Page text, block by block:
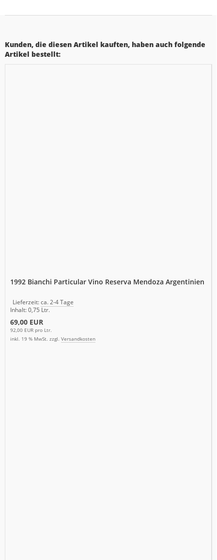
Kunden, die diesen Artikel kauften, haben auch folgende
Artikel bestellt:
1992 Bianchi Particular Vino Reserva Mendoza Argentinien
Lieferzeit:ca. 2-4 Tage
Inhalt: 0,75 Ltr.
69,00 EUR
92,00 EUR pro Ltr.
inkl. 19 % MwSt. zzgl. Versandkosten